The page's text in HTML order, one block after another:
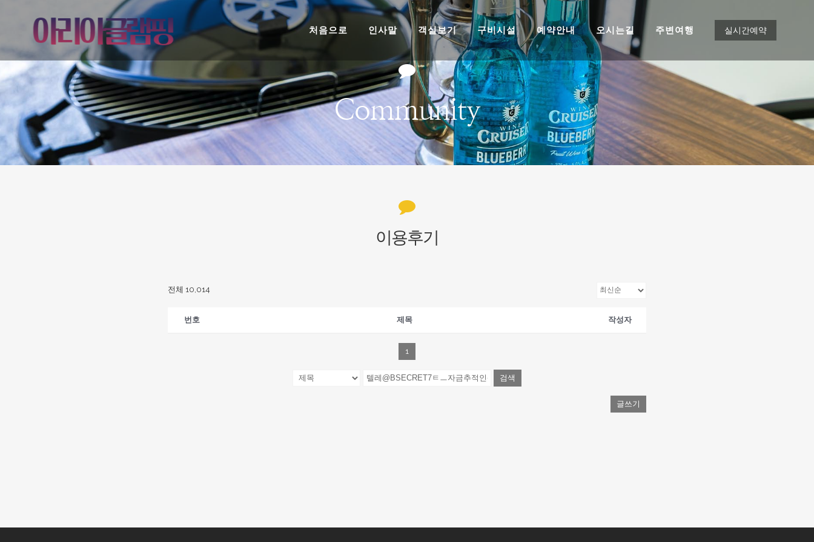
실시간예약
처음으로 인사말 객실보기 구비시설 예약안내 오시는길 주변여행
Community
이용후기
전체 10,014
번호 제목 작성자
1
검색
글쓰기